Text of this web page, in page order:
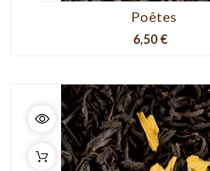
Poêtes
Prix
6,50 €